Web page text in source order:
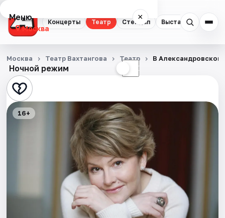
Концерты Театр Стендап Выставки
Меню ×
Москва
Концерты
Театр
Стендап
Спорт
Ночной режим ☾
Москва Театр Вахтангова Театр В Александровском
16+